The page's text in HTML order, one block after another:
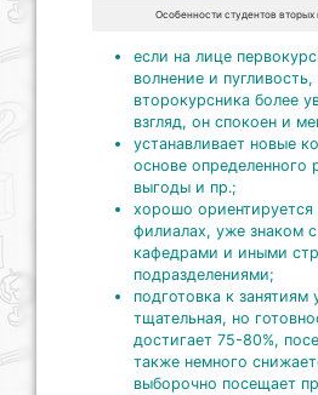
Особенности студентов вторых
если на лице
волнение и пугливость,
второкурсника более
взгляд, он спокоен и
устанавливает новые
основе определенного
выгоды и пр.;
хорошо ориентируется
филиалах, уже знаком
кафедрами и иными
подразделениями;
подготовка к занятиям
тщательная, но
достигает 75-80%,
также немного
выборочно посещает